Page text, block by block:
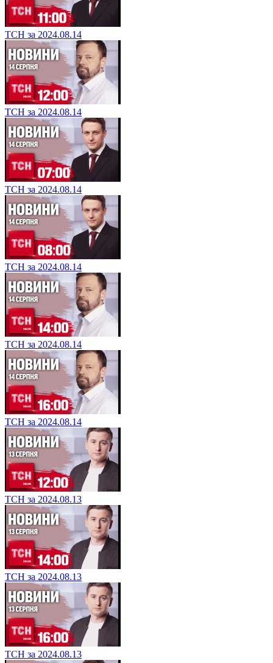
ТСН за 2024.08.14
ТСН за 2024.08.14
ТСН за 2024.08.14
ТСН за 2024.08.14
ТСН за 2024.08.14
ТСН за 2024.08.14
ТСН за 2024.08.13
ТСН за 2024.08.13
ТСН за 2024.08.13